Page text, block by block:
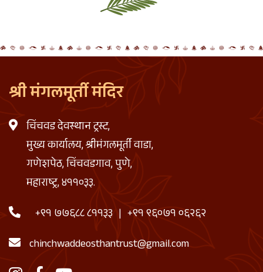
श्री मंगलमूर्ती मंदिर
चिंचवड देवस्थान ट्रस्ट,
मुख्य कार्यालय, श्रीमंगलमूर्ती वाडा,
गणेशपेठ, चिंचवडगाव, पुणे,
महाराष्ट्र, ४११०३३.
+९१ ७७६८८ ८११३३ | +९१ ९६०७१ ०६२६२
chinchwaddeosthantrust@gmail.com